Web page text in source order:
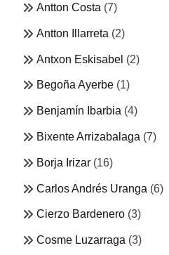
Antton Costa (7)
Antton Illarreta (2)
Antxon Eskisabel (2)
Begoña Ayerbe (1)
Benjamín Ibarbia (4)
Bixente Arrizabalaga (7)
Borja Irizar (16)
Carlos Andrés Uranga (6)
Cierzo Bardenero (3)
Cosme Luzarraga (3)